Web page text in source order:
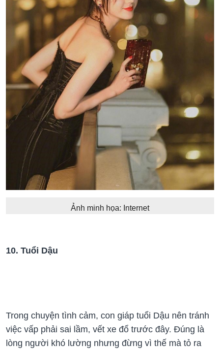
Ảnh minh họa: Internet
10. Tuổi Dậu
Trong chuyện tình cảm, con giáp tuổi Dậu nên tránh
việc vấp phải sai lầm, vết xe đổ trước đây. Đúng là
lòng người khó lường nhưng đừng vì thế mà tỏ ra